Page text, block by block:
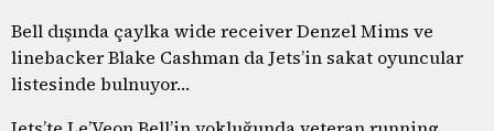
Bell dışında çaylka wide receiver Denzel Mims ve
linebacker Blake Cashman da Jets’in sakat oyuncular
listesinde bulnuyor…